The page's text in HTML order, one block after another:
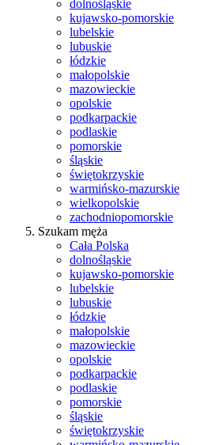
dolnośląskie
kujawsko-pomorskie
lubelskie
lubuskie
łódzkie
małopolskie
mazowieckie
opolskie
podkarpackie
podlaskie
pomorskie
śląskie
świętokrzyskie
warmińsko-mazurskie
wielkopolskie
zachodniopomorskie
Szukam męża
Cała Polska
dolnośląskie
kujawsko-pomorskie
lubelskie
lubuskie
łódzkie
małopolskie
mazowieckie
opolskie
podkarpackie
podlaskie
pomorskie
śląskie
świętokrzyskie